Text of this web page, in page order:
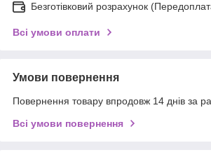
Безготівковий розрахунок
Всі умови оплати
Умови повернення
Повернення товару впродовж 14 днів за
Всі умови повернення